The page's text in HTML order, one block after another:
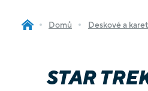
Domů Deskové a
STAR